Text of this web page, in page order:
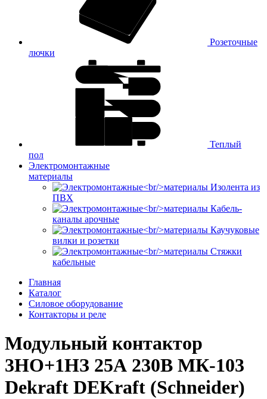
Розеточные
лючки
Теплый
пол
Электромонтажные
материалы
Изолента из
ПВХ
Кабель-
каналы арочные
Каучуковые
вилки и розетки
Стяжки
кабельные
Главная
Каталог
Силовое оборудование
Контакторы и реле
Модульный контактор
3НО+1НЗ 25А 230В МК-103
Dekraft DEKraft (Schneider)